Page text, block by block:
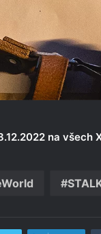
na všech